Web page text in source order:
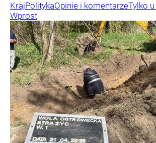
KrajPolitykaOpinie i komentarzeTylko
Wprost